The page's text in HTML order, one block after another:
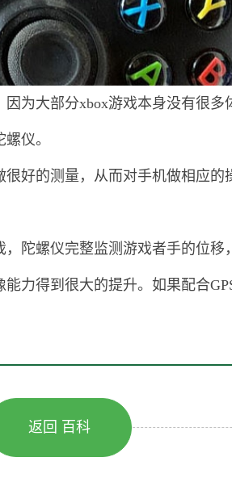
为大部分xbox游戏本身没有很
仪。
好的测量，从而对手机做相应
陀螺仪完整监测游戏者手的位
力得到很大的提升。如果配合
返回 百科